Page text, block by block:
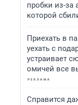
пробки из-за
которой
Приехать в
уехать с
устраивает
омичей все
Справится